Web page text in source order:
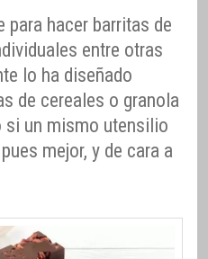
para hacer barritas de
entre otras
lo ha diseñado
de cereales o granola
si un mismo utensilio
mejor, y de cara a